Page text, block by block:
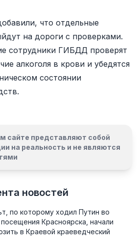
что отдельные
на дороги с проверками.
сотрудники ГИБДД проверят
алкоголя в крови и убедятся
состоянии
сайте представляют собой
на реальность и не являются
новостей
по которому ходил Путин во
Красноярска, начали
в Краевой краеведческий